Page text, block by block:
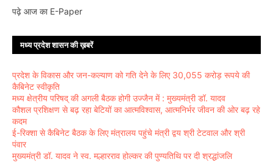
पढ़े आज का E-Paper
मध्य प्रदेश शासन की ख़बरें
प्रदेश के विकास और जन-कल्याण को गति देने के लिए 30,055 करोड़ रूपये की
कैबिनेट स्वीकृति
मध्य क्षेत्रीय परिषद् की अगली बैठक होगी उज्जैन में : मुख्यमंत्री डॉ. यादव
कौशल प्रशिक्षण से बढ़ रहा बेटियों का आत्मविश्वास, आत्मनिर्भर जीवन की ओर बढ़ रहे
कदम
ई-रिक्शा से कैबिनेट बैठक के लिए मंत्रालय पहुंचे मंत्री द्वय श्री टेटवाल और श्री
पंवार
मुख्यमंत्री डॉ. यादव ने स्व. मल्हारराव होल्कर की पुण्यतिथि पर दी श्रद्धांजलि